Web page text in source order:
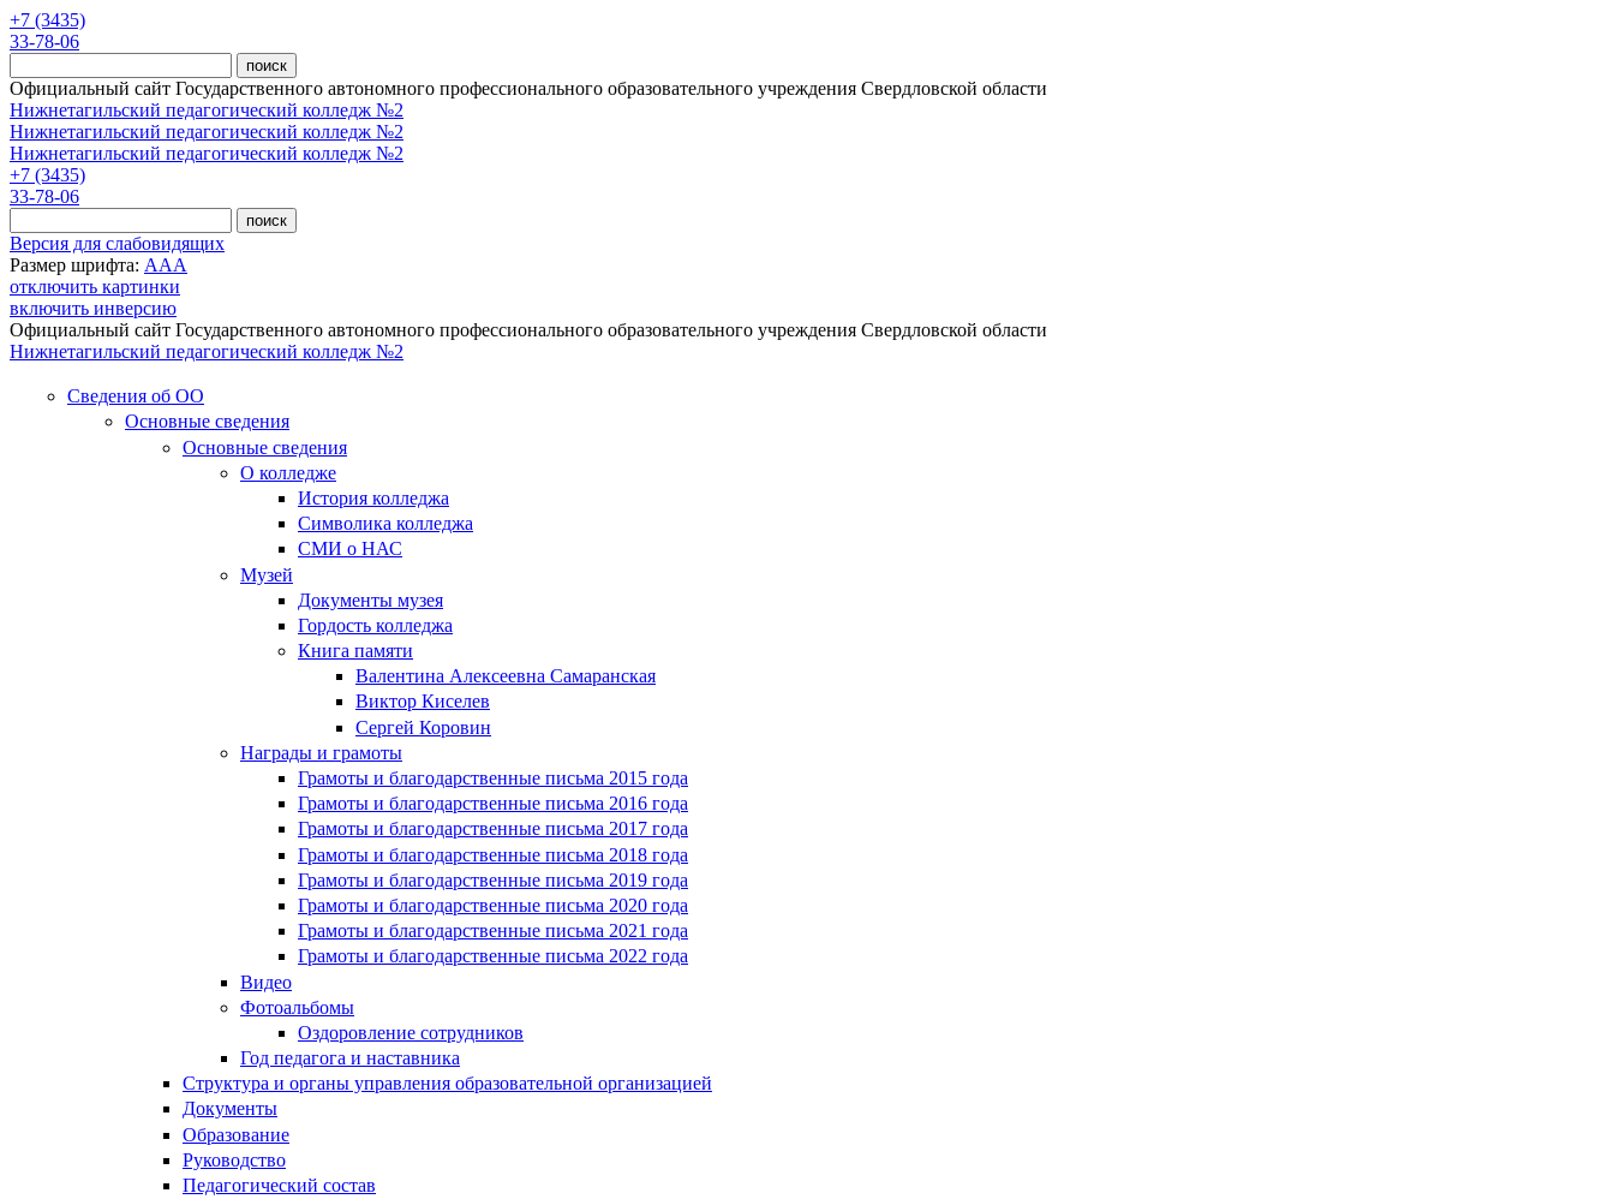
Перейти к основному содержанию
+7 (3435)
33-78-06
Официальный сайт Государственного автономного профессионального образовательного учреждения Свердловской области
Нижнетагильский педагогический колледж №2
Нижнетагильский педагогический колледж №2
Нижнетагильский педагогический колледж №2
+7 (3435)
33-78-06
Версия для слабовидящих
Размер шрифта: AAA
отключить картинки
включить инверсию
Официальный сайт Государственного автономного профессионального образовательного учреждения Свердловской области
Нижнетагильский педагогический колледж №2
Сведения об ОО
Основные сведения
Основные сведения
О колледже
История колледжа
Символика колледжа
СМИ о НАС
Музей
Документы музея
Гордость колледжа
Книга памяти
Валентина Алексеевна Самаранская
Виктор Киселев
Сергей Коровин
Награды и грамоты
Грамоты и благодарственные письма 2015 года
Грамоты и благодарственные письма 2016 года
Грамоты и благодарственные письма 2017 года
Грамоты и благодарственные письма 2018 года
Грамоты и благодарственные письма 2019 года
Грамоты и благодарственные письма 2020 года
Грамоты и благодарственные письма 2021 года
Грамоты и благодарственные письма 2022 года
Видео
Фотоальбомы
Оздоровление сотрудников
Год педагога и наставника
Структура и органы управления образовательной организацией
Документы
Образование
Руководство
Педагогический состав